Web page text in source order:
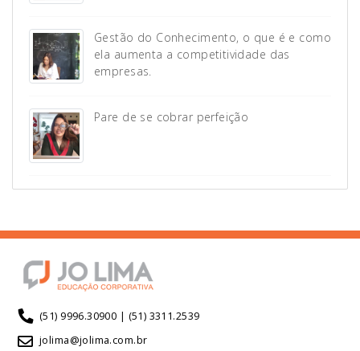
Gestão do Conhecimento, o que é e como
ela aumenta a competitividade das
empresas.
Pare de se cobrar perfeição
(51) 9996.30900 | (51) 3311.2539
jolima@jolima.com.br